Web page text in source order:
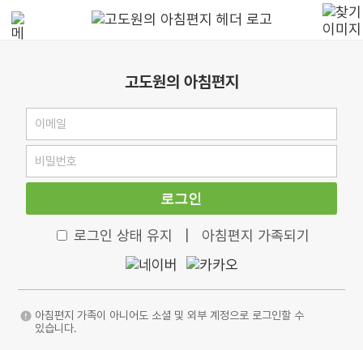
고도원의 아침편지
로그인
로그인 상태 유지 아침편지 가족되기
아침편지 가족이 아니어도 소셜 및 외부 계정으로 로그인할 수
있습니다.